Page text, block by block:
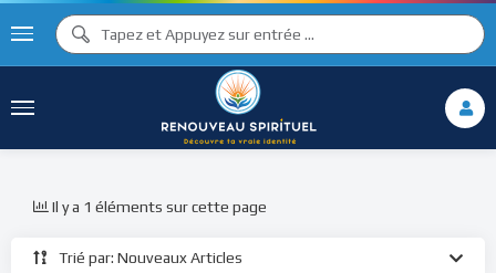
Trié par: Nouveaux Articles
Il y a 1 éléments sur cette page